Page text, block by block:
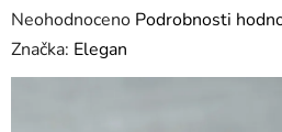
Průměrné
hodnocení
produktu
Neohodnoceno Podrobnosti
Značka: Elegan